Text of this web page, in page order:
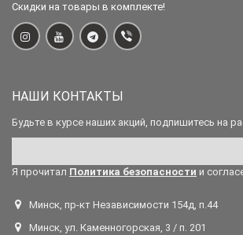
Скидки на товары в комплекте!
НАШИ КОНТАКТЫ
Будьте в курсе наших акций, подпишитесь на
Я прочитал Политика безопасности и
Минск, пр-кт Независимости 154д, п.44
Минск, ул. Каменногорская, 3 / п. 201